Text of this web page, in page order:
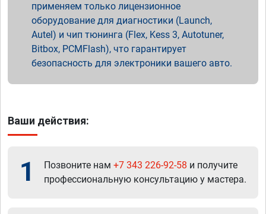
применяем только лицензионное
оборудование для диагностики (Launch,
Autel) и чип тюнинга (Flex, Kess 3, Autotuner,
Bitbox, PCMFlash), что гарантирует
безопасность для электроники вашего авто.
Ваши действия:
1 Позвоните нам +7 343 226-92-58 и получите
профессиональную консультацию у мастера.